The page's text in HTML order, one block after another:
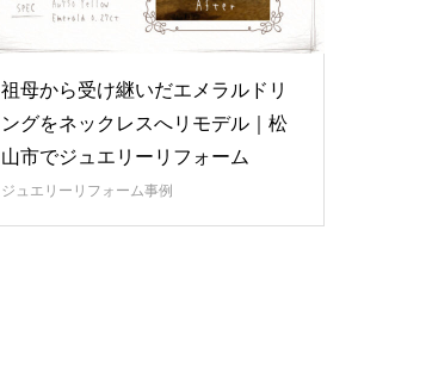
祖母から受け継いだエメラルドリ
ングをネックレスへリモデル｜松
山市でジュエリーリフォーム
ジュエリーリフォーム事例